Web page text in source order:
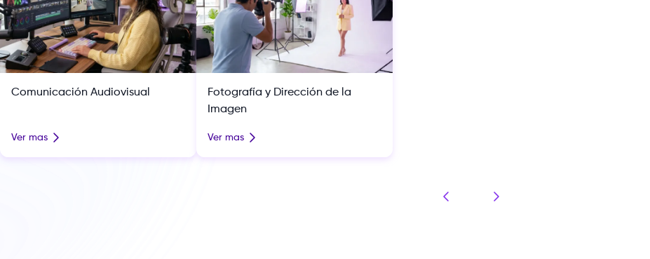
Comunicación Audiovisual
Ver mas
Fotografía y Dirección de la
Imagen
Ver mas